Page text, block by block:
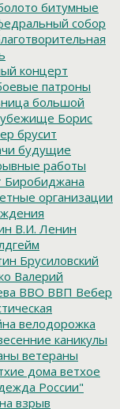
битумные
собор
концерт
патроны
большой
Борис
брусит
будущие
работы
организации
В.И. Ленин
Брусиловский
Валерий
ВВО ВВП Вебер
велодорожка
каникулы
ветераны
дома ветхое
России"
взрыв